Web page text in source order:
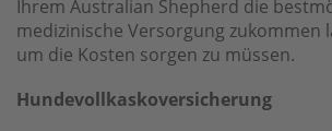
Ihrem Australian Shepherd die
medizinische Versorgung zukommen
um die Kosten sorgen zu müssen.
Hundevollkaskoversicherung